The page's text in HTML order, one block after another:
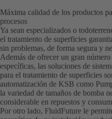
Máxima calidad de los productos
procesos
Ya sean especializados o
el tratamiento de superficies
sin problemas, de forma segura y
Además de ofrecer un gran
específicas, las soluciones de
para el tratamiento de superficies
automatización de KSB como
la variedad de tamaños de bomba
considerable en repuestos y
Por otro lado, FluidFuture le